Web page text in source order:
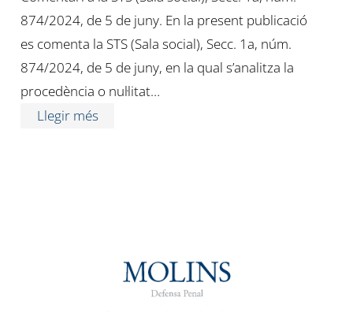
874/2024, de 5 de juny. En la present publicació
es comenta la STS (Sala social), Secc. 1a, núm.
874/2024, de 5 de juny, en la qual s’analitza la
procedència o nul·litat…
Llegir més